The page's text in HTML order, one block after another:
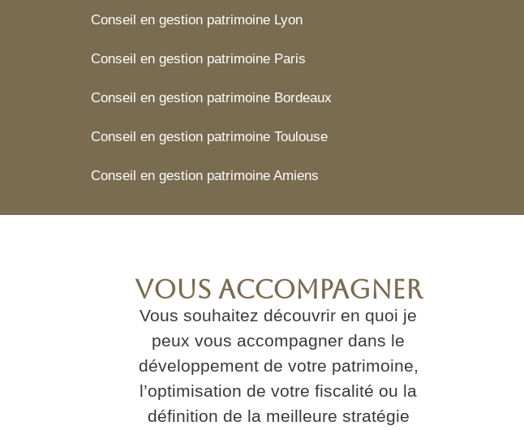
Conseil en gestion patrimoine Lyon
Conseil en gestion patrimoine Paris
Conseil en gestion patrimoine Bordeaux
Conseil en gestion patrimoine Toulouse
Conseil en gestion patrimoine Amiens
Vous accompagner
Vous souhaitez découvrir en quoi je
peux vous accompagner dans le
développement de votre patrimoine,
l’optimisation de votre fiscalité ou la
définition de la meilleure stratégie